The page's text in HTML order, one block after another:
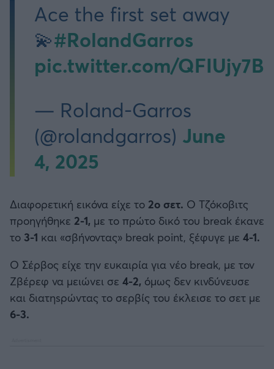
Ace the first set away
💫#RolandGarros
pic.twitter.com/
— Roland-Garros
(@rolandgarros) June
4, 2025
Διαφορετική εικόνα είχε το 2ο σετ. Ο Τζόκοβιτς
προηγήθηκε 2-1, με το πρώτο δικό του break έκανε
το 3-1 και «σβήνοντας» break point, ξέφυγε με 4-1.
Ο Σέρβος είχε την ευκαιρία για νέο break, με τον
Ζβέρεφ να μειώνει σε 4-2, όμως δεν κινδύνευσε
και διατηsρώντας το σερβίς του έκλεισε το σετ με
6-3.